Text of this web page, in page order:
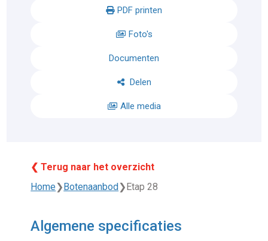
PDF printen
Foto's
Documenten
Delen
Alle media
❮ Terug naar het overzicht
Home❯ Botenaanbod ❯ Etap 28
Algemene specificaties